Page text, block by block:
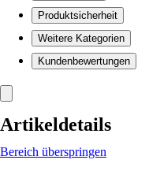
Produktsicherheit
Weitere Kategorien
Kundenbewertungen
Artikeldetails
Bereich überspringen